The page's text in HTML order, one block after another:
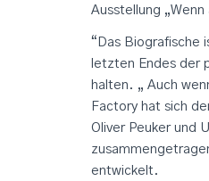
Ausstellung
“Das Biografische
letzten Endes der
halten. „ Auch
Factory hat sich
Oliver Peuker und
entwickelt.